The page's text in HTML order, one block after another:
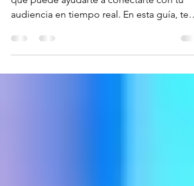
El streaming es una herramienta poderosa
que puede ayudarte a conectarte con tu
audiencia en tiempo real. En esta guía, te